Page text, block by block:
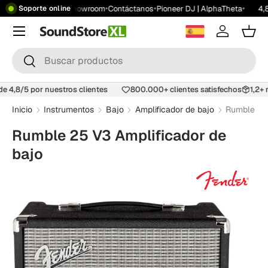
Soporte online
desde 199 €•Showroom•Contáctanos•Pioneer DJ | AlphaTheta•
Buscar
Buscar
Iniciar
Menú
4,8/5 por nuestros clientes 800.000+ clientes satisfechos
Inicio Instrumentos Bajo Amplificador de bajo Rumble
Rumble 25 V3 Amplificador de
bajo